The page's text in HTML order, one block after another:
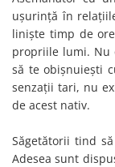
ușurință în
liniște timp de
propriile lumi. Nu
să te obișnuiești
senzații tari, nu
de acest nativ.
Săgetătorii tind
Adesea sunt